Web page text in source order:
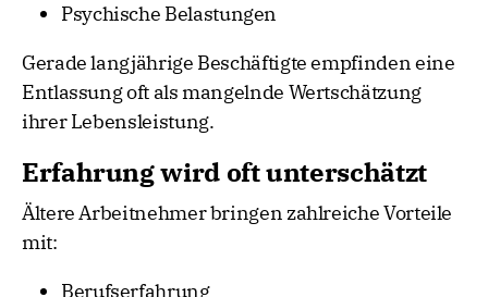
Psychische Belastungen
Gerade langjährige Beschäftigte empfinden eine
Entlassung oft als mangelnde Wertschätzung
ihrer Lebensleistung.
Erfahrung wird oft unterschätzt
Ältere Arbeitnehmer bringen zahlreiche Vorteile
mit:
Berufserfahrung